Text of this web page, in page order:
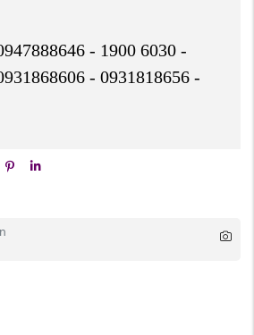
- 1900 6030 -
- 0931818656 -